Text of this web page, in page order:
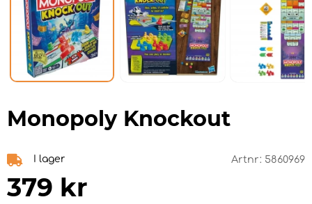
Monopoly Knockout
I lager Artnr: 5860969
379 kr